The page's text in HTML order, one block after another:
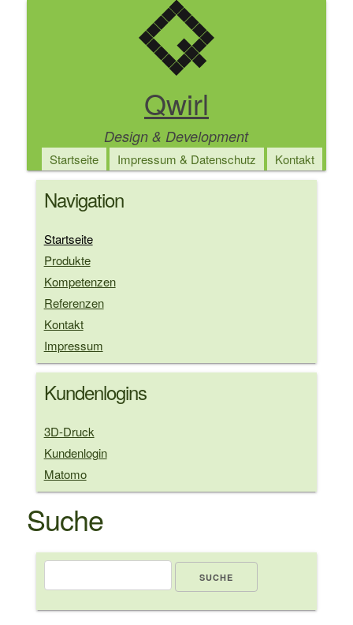
Qwirl
Design & Development
Main
navigation
Startseite Impressum & Datenschutz Kontakt
Navigation
Startseite
Produkte
Kompetenzen
Referenzen
Kontakt
Impressum
Kundenlogins
3D-Druck
Kundenlogin
Matomo
Suche